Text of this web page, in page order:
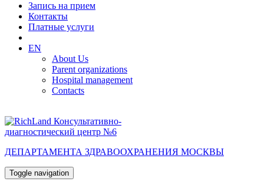
Запись на прием
Контакты
Платные услуги
EN
About Us
Parent organizations
Hospital management
Contacts
Консультативно-
диагностический центр №6
ДЕПАРТАМЕНТА ЗДРАВООХРАНЕНИЯ МОСКВЫ
Toggle navigation